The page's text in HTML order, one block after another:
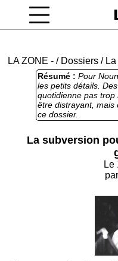
LA ZONE - / Dossiers /
Résumé : Pour
les petits détails.
quotidienne pas
être distrayant, mais
ce dossier.
La subversion
Le
par